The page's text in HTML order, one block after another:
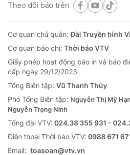
Theo dõi báo trên
Cơ quan chủ quản:Đài Truyền hình
Cơ quan báo chí: Thời báo VTV
Giấy phép hoạt động báo in và báo
cấp ngày 29/12/2023
Tổng Biên tập: Vũ Thanh Thủy
Phó Tổng Biên tập: Nguyễn Thị Mỹ
Nguyễn Trọng Ninh
Tổng đài VTV: 024.38 355 931 -
Ðiện thoại Thời báo VTV: 0988 671
Email: toasoan@vtv.vn